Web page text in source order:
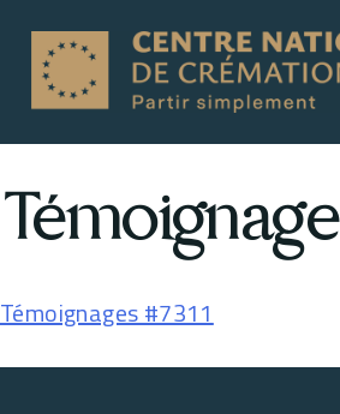
Témoignages #7311